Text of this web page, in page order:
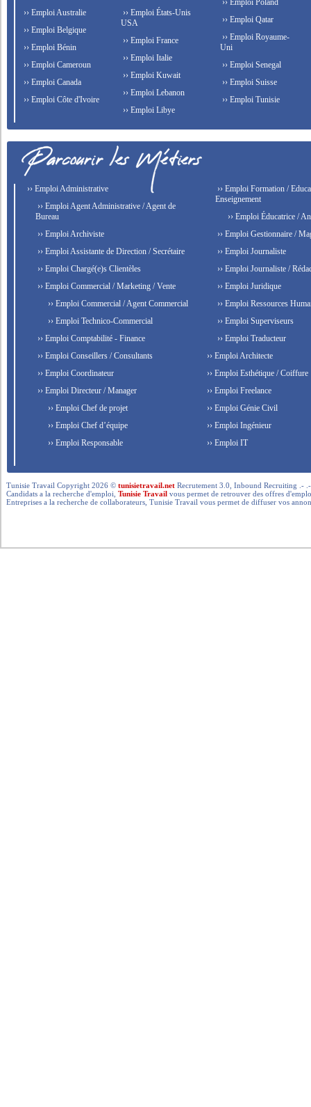
›› Emploi Australie
›› Emploi Belgique
›› Emploi Bénin
›› Emploi Cameroun
›› Emploi Canada
›› Emploi Côte d'Ivoire
›› Emploi États-Unis
USA
›› Emploi France
›› Emploi Italie
›› Emploi Kuwait
›› Emploi Lebanon
›› Emploi Libye
›› Emploi Poland
›› Emploi Qatar
›› Emploi Royaume-
Uni
›› Emploi Senegal
›› Emploi Suisse
›› Emploi Tunisie
›› Emploi Administrative
›› Emploi Agent Administrative / Agent de
Bureau
›› Emploi Archiviste
›› Emploi Assistante de Direction / Secrétaire
›› Emploi Chargé(e)s Clientèles
›› Emploi Commercial / Marketing / Vente
›› Emploi Commercial / Agent Commercial
›› Emploi Technico-Commercial
›› Emploi Comptabilité - Finance
›› Emploi Conseillers / Consultants
›› Emploi Coordinateur
›› Emploi Directeur / Manager
›› Emploi Chef de projet
›› Emploi Chef d’équipe
›› Emploi Responsable
›› Emploi Formation /
Enseignement
›› Emploi Éducatrice /
›› Emploi Gestionnaire /
›› Emploi Journaliste
›› Emploi Journaliste /
›› Emploi Juridique
›› Emploi Ressources
›› Emploi Superviseurs
›› Emploi Traducteur
›› Emploi Architecte
›› Emploi Esthétique / Coiffure
›› Emploi Freelance
›› Emploi Génie Civil
›› Emploi Ingénieur
›› Emploi IT
Tunisie Travail Copyright 2026 ©tunisietravail.net Recrutement 3.0, Inbound Recruiting .-
Candidats a la recherche d'emploi,Tunisie Travail vous permet de retrouver des offres
Entreprises a la recherche de collaborateurs, Tunisie Travail vous permet de diffuser vos